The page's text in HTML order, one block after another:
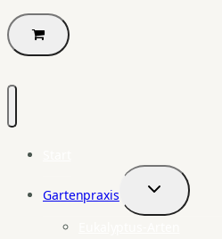
Gartenpraxis
Untermenü
umschalten